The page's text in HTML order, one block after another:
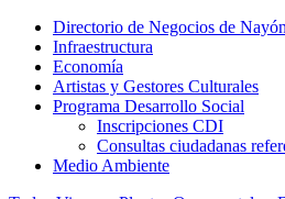
Directorio de Negocios de Nayón
Infraestructura
Economía
Artistas y Gestores Culturales
Programa Desarrollo Social
Inscripciones CDI
Consultas ciudadanas
Medio Ambiente